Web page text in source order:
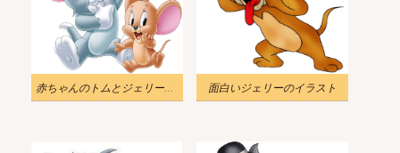
赤ちゃんのトムとジェリーのイラスト 面白いジェリーのイラスト